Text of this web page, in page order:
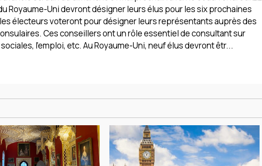
Royaume-Uni devront désigner leurs élus pour les six prochaines
électeurs voteront pour désigner leurs représentants auprès des
Ces conseillers ont un rôle essentiel de consultant sur
l’emploi, etc. Au Royaume-Uni, neuf élus devront êtr...